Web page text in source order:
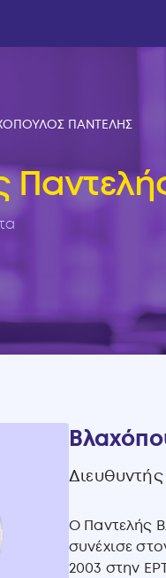
ΠΑΝΤΕΛΗΣ
Διευθυντής
Ο Παντελής
συνέχισε
2003 στην